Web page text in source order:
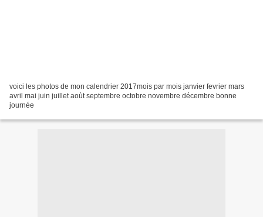
voici les photos de mon calendrier 2017mois par mois janvier fevrier mars
avril mai juin juillet aoùt septembre octobre novembre décembre bonne
journée